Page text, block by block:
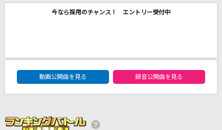
[生音]ミカヅキ
桑田佳祐
今なら採用のチャンス！ エントリー受付中
DAM★ともボーカルエントリーランキング
動画公開曲を見る
録音公開曲を見る